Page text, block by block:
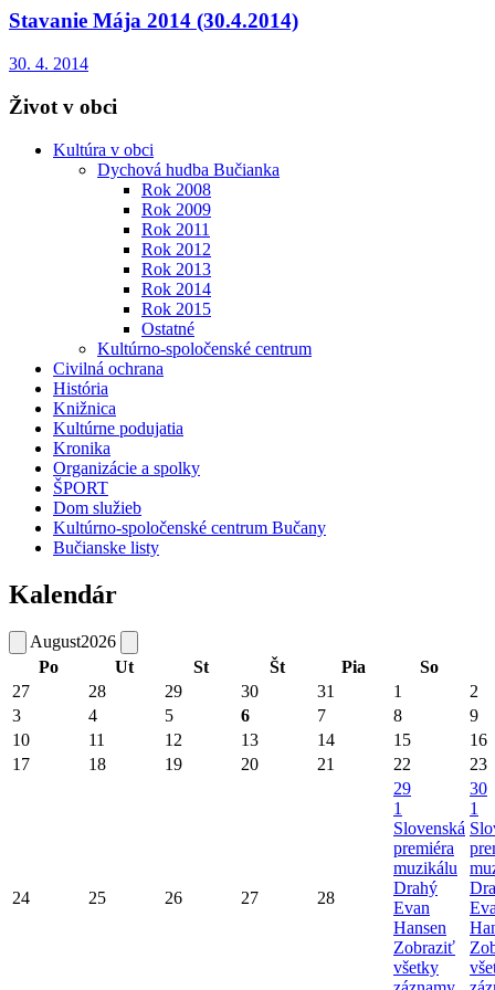
Stavanie Mája 2014 (30.4.2014)
30. 4. 2014
Život v obci
Kultúra v obci
Dychová hudba Bučianka
Rok 2008
Rok 2009
Rok 2011
Rok 2012
Rok 2013
Rok 2014
Rok 2015
Ostatné
Kultúrno-spoločenské centrum
Civilná ochrana
História
Knižnica
Kultúrne podujatia
Kronika
Organizácie a spolky
ŠPORT
Dom služieb
Kultúrno-spoločenské centrum Bučany
Bučianske listy
Kalendár
August2026
Po
Ut St Št Pia
So
27
28 29 30 31 1
2
3
4 5 6 7 8
9
10
11 12 13 14 15
16
17
18 19 20 21 22 23
24 25 26 27 28
29
1
Slovenská
premiéra
muzikálu
Drahý
Evan
Hansen
Zobraziť
všetky
30
1